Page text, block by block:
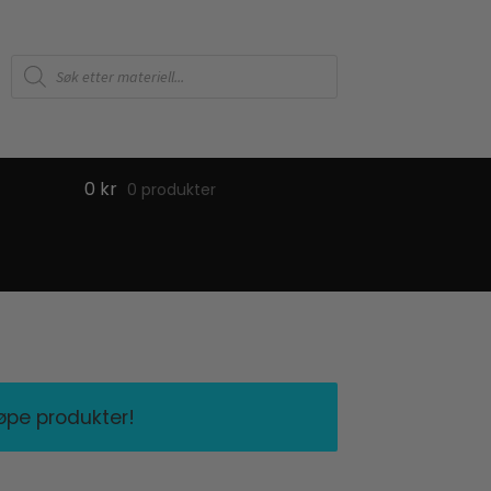
Products
search
0 kr 0 produkter
produkter!